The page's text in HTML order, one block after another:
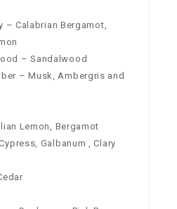
– Calabrian Bergamot,
–Sandalwood
–Musk, Ambergris and
Lemon, Bergamot
Galbanum , Clary